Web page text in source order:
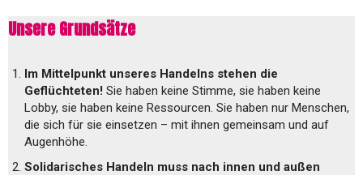
Unsere Grundsätze
Im Mittelpunkt unseres Handelns stehen die
Geflüchteten! Sie haben keine Stimme, sie haben keine
Lobby, sie haben keine Ressourcen. Sie haben nur Menschen,
die sich für sie einsetzen – mit ihnen gemeinsam und auf
Augenhöhe.
Solidarisches Handeln muss nach innen und außen